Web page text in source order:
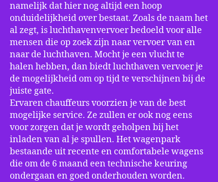
namelijk dat hier nog altijd een hoop
onduidelijkheid over bestaat. Zoals de naam het
al zegt, is luchthavenvervoer bedoeld voor alle
mensen die op zoek zijn naar vervoer van en
naar de luchthaven. Mocht je een vlucht te
halen hebben, dan biedt luchthaven vervoer je
de mogelijkheid om op tijd te verschijnen bij de
juiste gate.
Ervaren chauffeurs voorzien je van de best
mogelijke service. Ze zullen er ook nog eens
voor zorgen dat je wordt geholpen bij het
inladen van al je spullen. Het wagenpark
bestaande uit recente en comfortabele wagens
die om de 6 maand een technische keuring
ondergaan en goed onderhouden worden.